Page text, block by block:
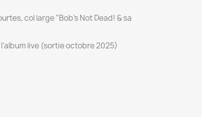
col large "Bob's Not Dead! & sa
live (sortie octobre 2025)